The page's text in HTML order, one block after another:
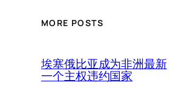
MORE POSTS
埃塞俄比亚成为非洲最新
一个主权违约国家